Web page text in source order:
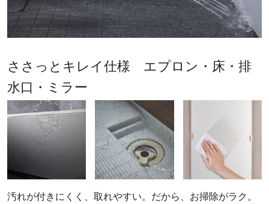
ささっとキレイ仕様 エプロン・床・排
水口・ミラー
汚れが付きにくく、取れやすい。だから、お掃除がラク。